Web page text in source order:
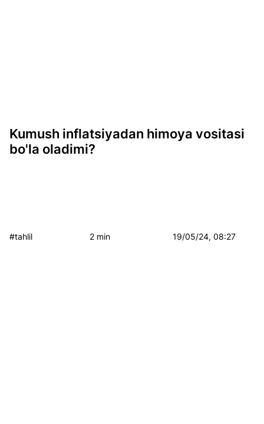
Kumush inflatsiyadan himoya vositasi
bo'la oladimi?
#tahlil 2 min 19/05/24, 08:27